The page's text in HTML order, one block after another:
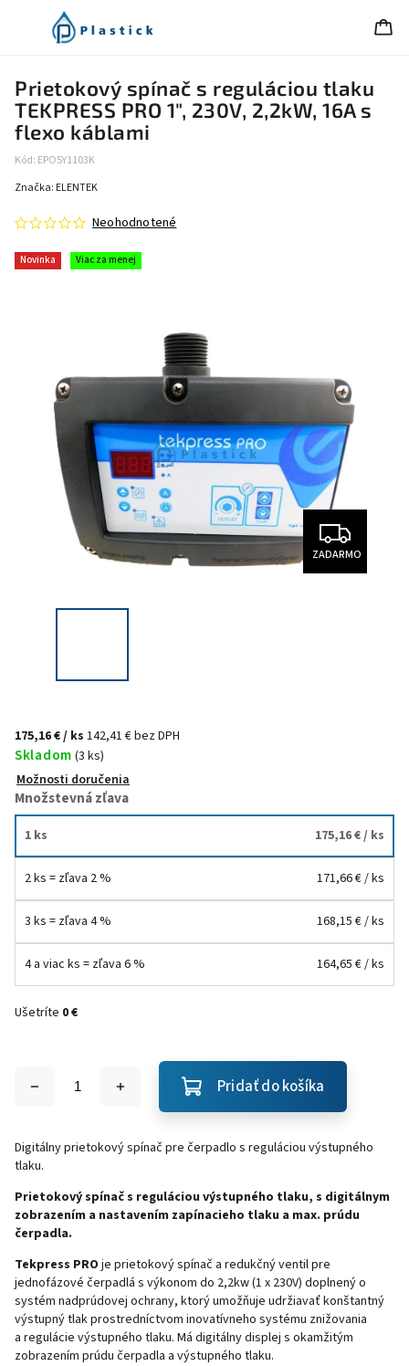
Prietokový spínač s reguláciou tlaku
TEKPRESS PRO 1", 230V, 2,2kW, 16A s
flexo káblami
Kód: EPO5Y1103K
Novinka Viac za menej
Neohodnotené
Značka: ELENTEK
ZADARMO
175,16 €/ ks 142,41 € bez DPH
Skladom (3 ks)
Možnosti doručenia
Množstevná zľava
1 ks 175,16 €/ ks
2 ks = zľava 2 % 171,66 €/ ks
3 ks = zľava 4 % 168,15 €/ ks
4 a viac ks = zľava 6 % 164,65 €/ ks
Ušetríte 0 €
Pridať do košíka
Digitálny prietokový spínač pre čerpadlo s reguláciou výstupného
tlaku.
Prietokový spínač s reguláciou výstupného tlaku, s digitálnym
zobrazením a nastavením zapínacieho tlaku a max. prúdu
čerpadla.
Tekpress PRO je prietokový spínač a redukčný ventil pre
jednofázové čerpadlá s výkonom do 2,2kw (1 x 230V) doplnený o
systém nadprúdovej ochrany, ktorý umožňuje udržiavať konštantný
výstupný tlak prostredníctvom inovatívneho systému znižovania
a regulácie výstupného tlaku. Má digitálny displej s okamžitým
zobrazením prúdu čerpadla a výstupného tlaku.